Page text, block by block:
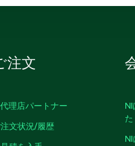
注文
理店パートナー
文状況/履歴
た